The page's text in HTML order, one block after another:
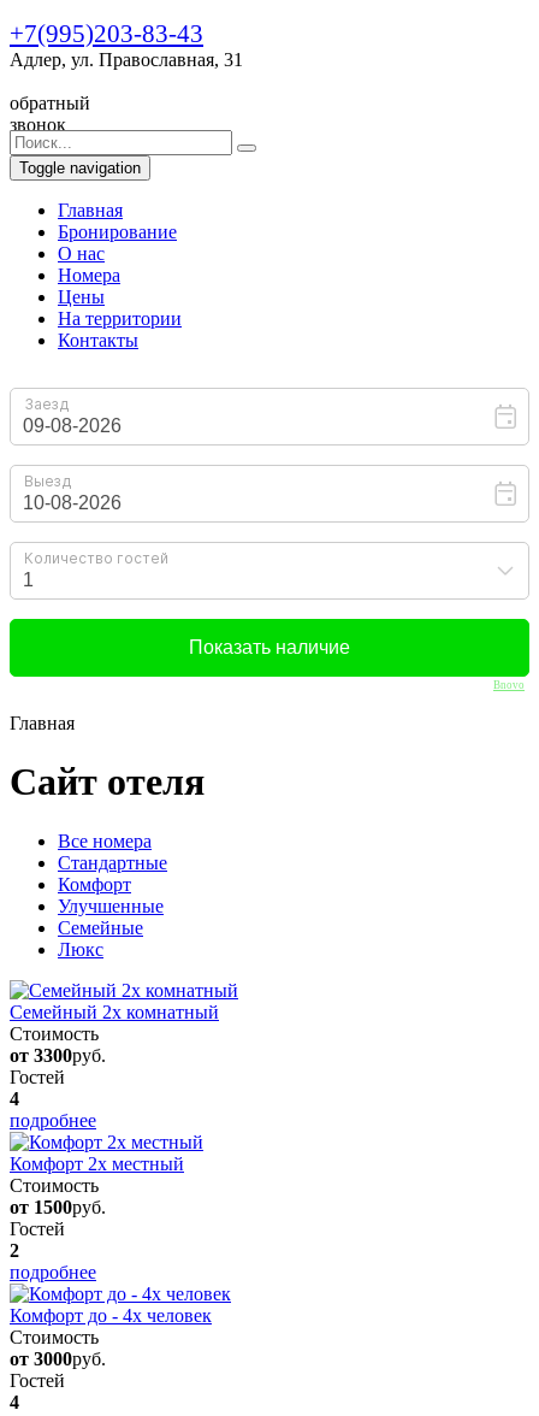
+7(995)203-83-43
Адлер, ул. Православная, 31
обратный
звонок
Toggle navigation
Главная
Бронирование
O нас
Номера
Цены
На территории
Контакты
Bnovo
Главная
Сайт отеля
Вcе номера
Стандартные
Комфорт
Улучшенные
Семейные
Люкс
Семейный 2х комнатный
Стоимость
от 3300руб.
Гостей
4
подробнее
Комфорт 2х местный
Стоимость
от 1500руб.
Гостей
2
подробнее
Комфорт до - 4х человек
Стоимость
от 3000руб.
Гостей
4